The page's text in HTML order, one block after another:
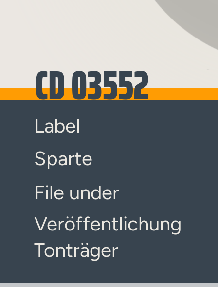
CD 03552
Label
Sparte
File under
Veröffentlichung
Tonträger